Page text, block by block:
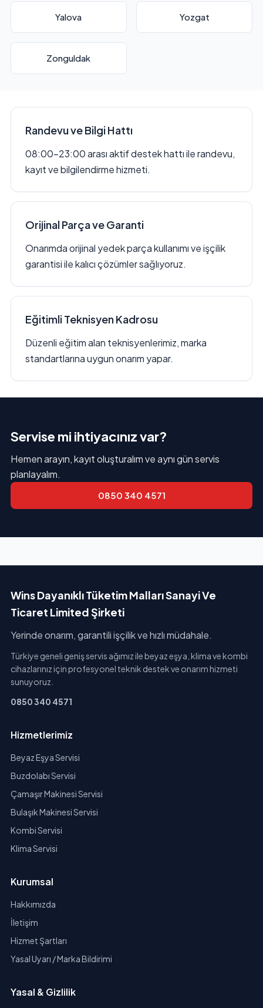
Yalova Yozgat
Zonguldak
Randevu ve Bilgi Hattı
08:00–23:00 arası aktif destek hattı ile randevu,
kayıt ve bilgilendirme hizmeti.
Orijinal Parça ve Garanti
Onarımda orijinal yedek parça kullanımı ve işçilik
garantisi ile kalıcı çözümler sağlıyoruz.
Eğitimli Teknisyen Kadrosu
Düzenli eğitim alan teknisyenlerimiz, marka
standartlarına uygun onarım yapar.
Servise mi ihtiyacınız var?
Hemen arayın, kayıt oluşturalım ve aynı gün servis
planlayalım.
0850 340 4571
Wins Dayanıklı Tüketim Malları Sanayi Ve
Ticaret Limited Şirketi
Yerinde onarım, garantili işçilik ve hızlı müdahale.
Türkiye geneli geniş servis ağımız ile beyaz eşya, klima ve kombi
cihazlarınız için profesyonel teknik destek ve onarım hizmeti
sunuyoruz.
0850 340 4571
Hizmetlerimiz
Beyaz Eşya Servisi
Buzdolabı Servisi
Çamaşır Makinesi Servisi
Bulaşık Makinesi Servisi
Kombi Servisi
Klima Servisi
Kurumsal
Hakkımızda
İletişim
Hizmet Şartları
Yasal Uyarı / Marka Bildirimi
Yasal & Gizlilik